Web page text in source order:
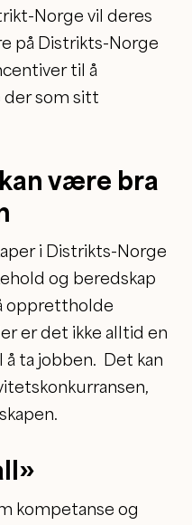
Norge vil deres
på Distrikts-Norge
til å
som sitt
være bra
i Distrikts-Norge
og beredskap
opprettholde
er det ikke alltid en
ta jobben. Det kan
kompetanse og